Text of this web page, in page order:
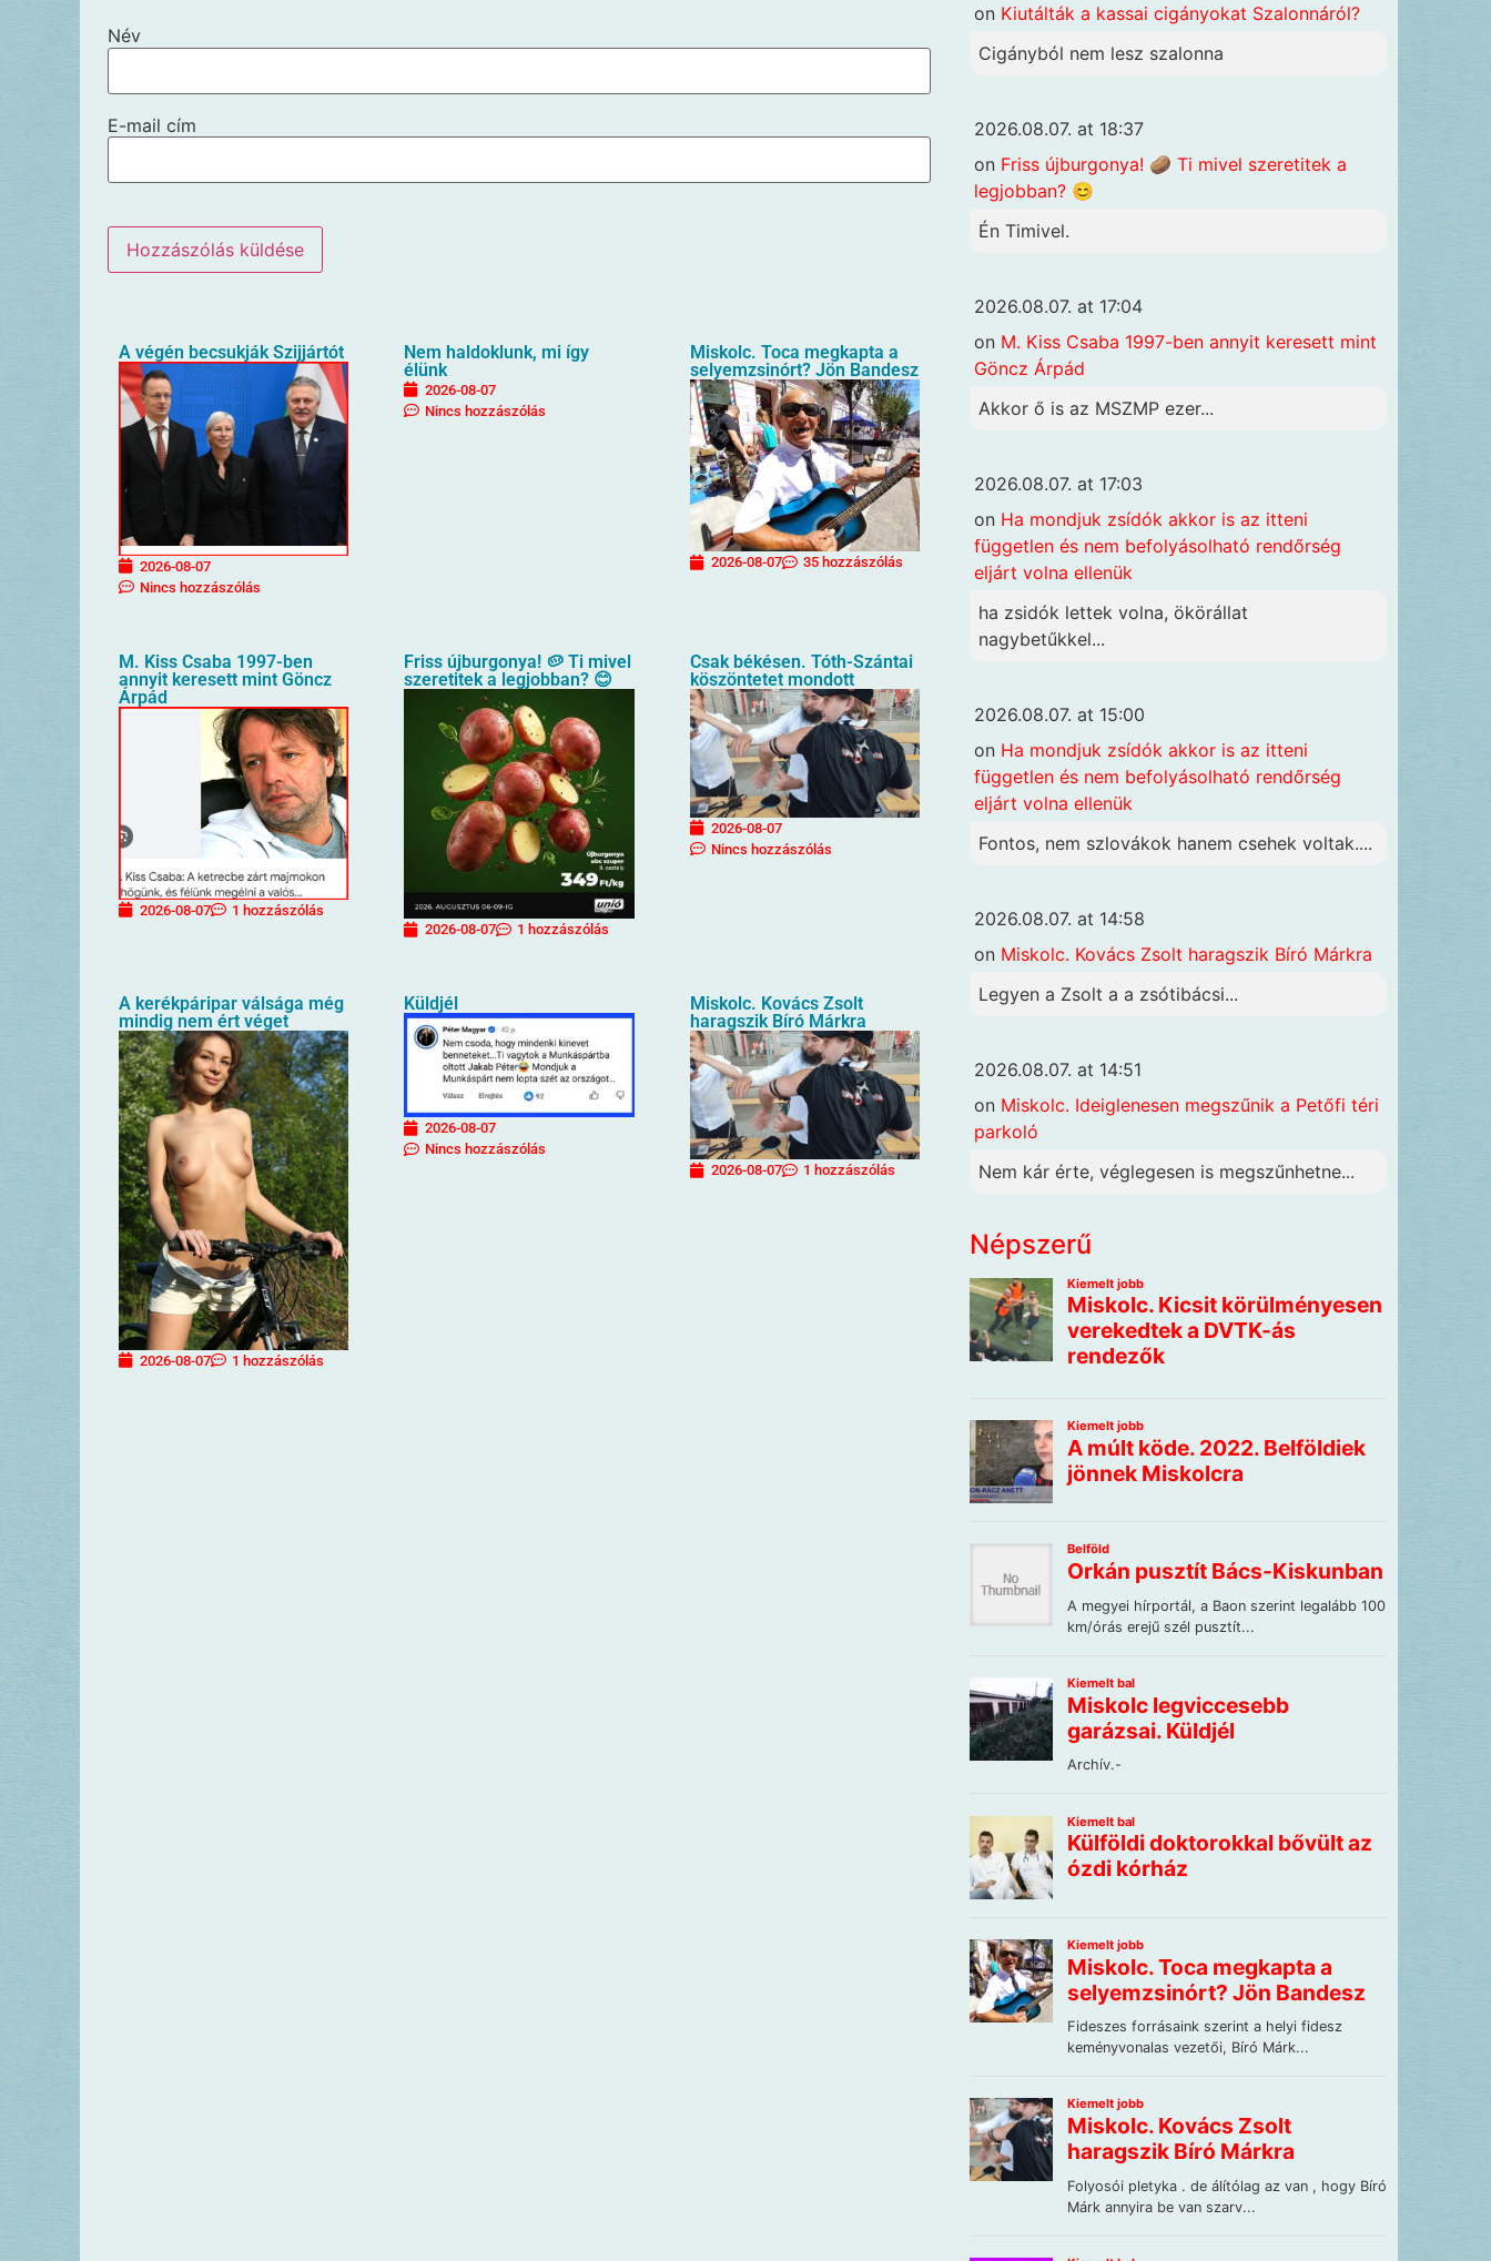
Név
E-mail cím
A végén becsukják Szijjártót
2026-08-07
Nincs hozzászólás
Nem haldoklunk, mi így
élünk
2026-08-07
Nincs hozzászólás
Miskolc. Toca megkapta a
selyemzsinórt? Jön Bandesz
2026-08-07 35 hozzászólás
M. Kiss Csaba 1997-ben
annyit keresett mint Göncz
Árpád
2026-08-07 1 hozzászólás
Friss újburgonya! 🥔 Ti mivel
szeretitek a legjobban? 😊
2026-08-07 1 hozzászólás
Csak békésen. Tóth-Szántai
köszöntetet mondott
2026-08-07
Nincs hozzászólás
A kerékpáripar válsága még
mindig nem ért véget
2026-08-07 1 hozzászólás
Küldjél
2026-08-07
Nincs hozzászólás
Miskolc. Kovács Zsolt
haragszik Bíró Márkra
2026-08-07 1 hozzászólás
on Kiutálták a kassai cigányokat Szalonnáról?
Cigányból nem lesz szalonna
2026.08.07. at 18:37
on Friss újburgonya! 🥔 Ti mivel szeretitek a
legjobban? 😊
Én Timivel.
2026.08.07. at 17:04
on M. Kiss Csaba 1997-ben annyit keresett mint
Göncz Árpád
Akkor ő is az MSZMP ezer...
2026.08.07. at 17:03
on Ha mondjuk zsídók akkor is az itteni
független és nem befolyásolható rendőrség
eljárt volna ellenük
ha zsidók lettek volna, ökörállat
nagybetűkkel...
2026.08.07. at 15:00
on Ha mondjuk zsídók akkor is az itteni
független és nem befolyásolható rendőrség
eljárt volna ellenük
Fontos, nem szlovákok hanem csehek voltak....
2026.08.07. at 14:58
on Miskolc. Kovács Zsolt haragszik Bíró Márkra
Legyen a Zsolt a a zsótibácsi...
2026.08.07. at 14:51
on Miskolc. Ideiglenesen megszűnik a Petőfi téri
parkoló
Nem kár érte, véglegesen is megszűnhetne...
Népszerű